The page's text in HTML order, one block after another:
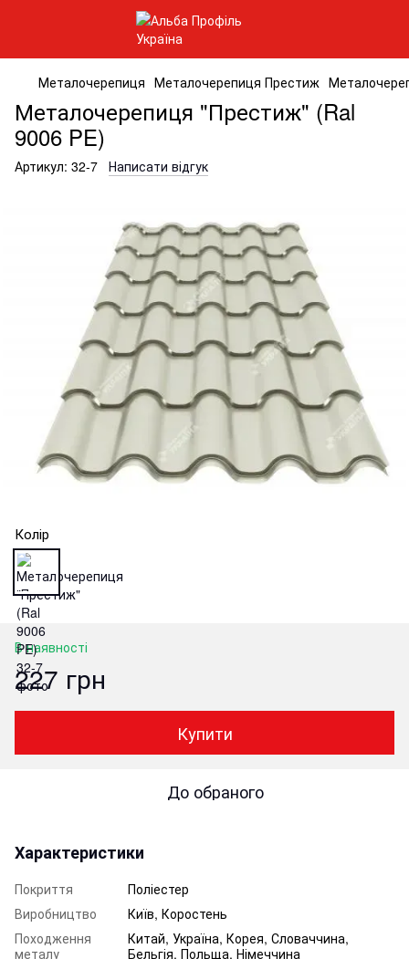
Металочерепиця Металочерепиця Престиж
Металочерепиця "Престиж" (Ral
9006 PE)
Артикул: 32-7 Написати відгук
Колір
В наявності
227 грн
Купити
До обраного
Характеристики
Покриття
Поліестер
Виробництво
Київ, Коростень
Походження
металу
Китай, Україна, Корея, Словаччина,
Бельгія, Польща, Німеччина